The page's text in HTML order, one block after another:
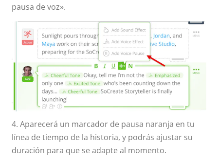
pausa de voz».
4. Aparecerá un marcador de pausa naranja en tu
línea de tiempo de la historia, y podrás ajustar su
duración para que se adapte al momento.